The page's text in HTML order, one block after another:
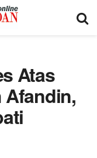
Atas
Afandin,